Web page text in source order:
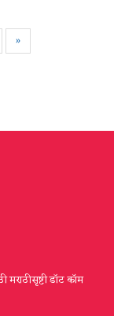
»
डॉट कॉम